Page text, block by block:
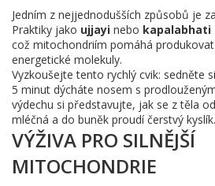
Jedním z nejjednodušších způsobů je
Praktiky jako ujjayi nebo kapalabhati
což mitochondriím pomáhá
energetické molekuly.
Vyzkoušejte tento rychlý cvik: sedněte
5 minut dýcháte nosem s
výdechu si představujte, jak se z těla
mléčná a do buněk proudí čerstvý kyslík.
VÝŽIVA PRO SILNĚJŠÍ
MITOCHONDRIE